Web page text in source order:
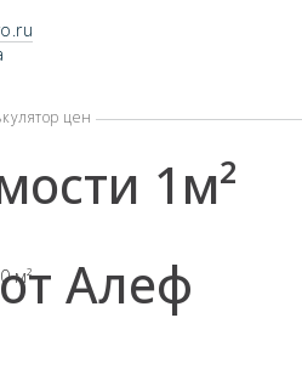
м²
1м²
Алеф
цен